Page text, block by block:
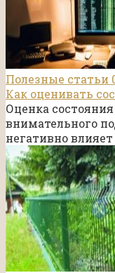
Полезные статьи
Как оценивать
Оценка
внимательного
негативно